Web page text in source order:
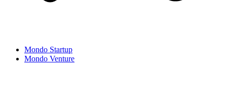
Mondo Startup
Mondo Venture